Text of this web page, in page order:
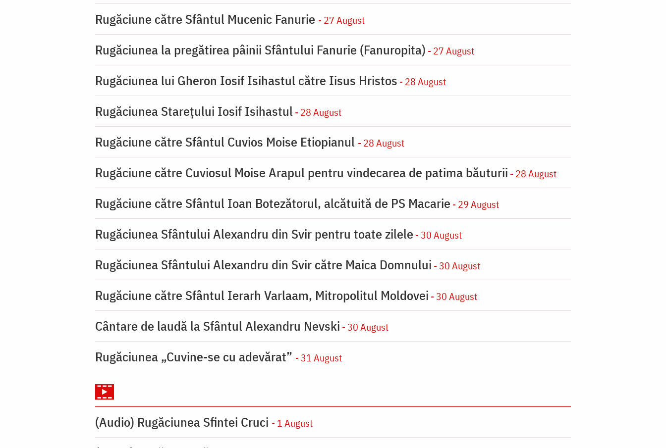
Rugăciune către Sfântul Mucenic Fanurie - 27 August
Rugăciunea la pregătirea pâinii Sfântului Fanurie (Fanuropita) - 27 August
Rugăciunea lui Gheron Iosif Isihastul către Iisus Hristos - 28 August
Rugăciunea Starețului Iosif Isihastul - 28 August
Rugăciune către Sfântul Cuvios Moise Etiopianul - 28 August
Rugăciune către Cuviosul Moise Arapul pentru vindecarea de patima băuturii - 28 August
Rugăciune către Sfântul Ioan Botezătorul, alcătuită de PS Macarie - 29 August
Rugăciunea Sfântului Alexandru din Svir pentru toate zilele - 30 August
Rugăciunea Sfântului Alexandru din Svir către Maica Domnului - 30 August
Rugăciune către Sfântul Ierarh Varlaam, Mitropolitul Moldovei - 30 August
Cântare de laudă la Sfântul Alexandru Nevski - 30 August
Rugăciunea „Cuvine-se cu adevărat” - 31 August
(Audio) Rugăciunea Sfintei Cruci - 1 August